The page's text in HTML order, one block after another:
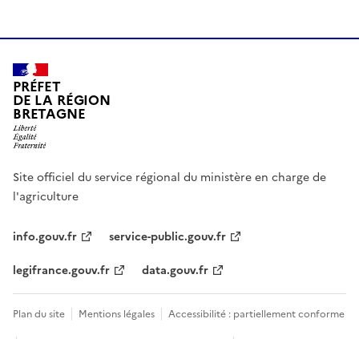
PRÉFET
DE LA RÉGION
BRETAGNE
Site officiel du service régional du ministère en charge de
l'agriculture
info.gouv.fr
service-public.gouv.fr
legifrance.gouv.fr
data.gouv.fr
Plan du site Mentions légales
Accessibilité : partiellement conforme